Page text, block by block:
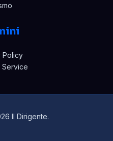
Policy
Service
Il Dirigente.